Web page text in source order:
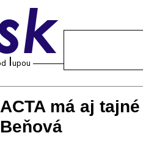
ACTA má aj
Beňová